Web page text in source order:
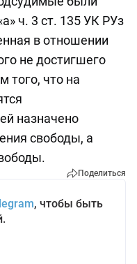
ч. 3 ст. 135 УК РУз
в отношении
не достигшего
того, что на
назначено
свободы, а
Поделиться
, чтобы быть